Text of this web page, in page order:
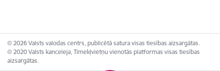
© 2026 Valsts valodas centrs, publicētā satura visas tiesības aizsargātas.
© 2020 Valsts kanceleja, Tīmekļvietņu vienotās platformas visas tiesības
aizsargātas.